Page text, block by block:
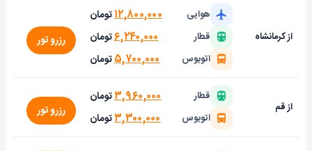
از کرمانشاه
هوایی ۱۲,۸۰۰,۰۰۰تومان
قطار ۶,۲۴۰,۰۰۰تومان
اتوبوس ۵,۷۰۰,۰۰۰تومان
رزرو تور
از قم
قطار ۳,۹۶۰,۰۰۰تومان
اتوبوس ۳,۳۰۰,۰۰۰تومان رزرو تور